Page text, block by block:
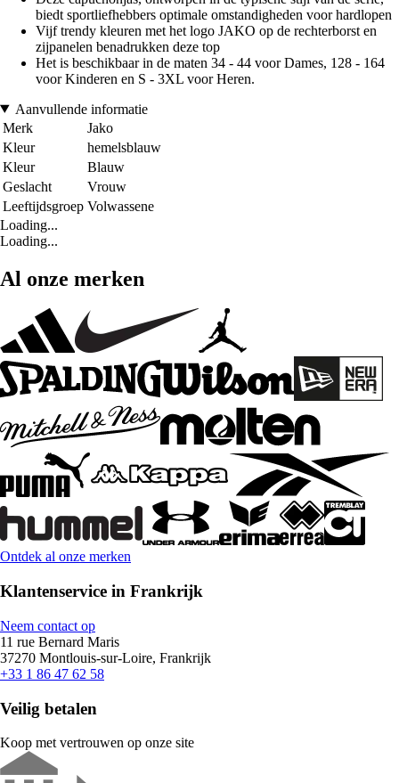
biedt sportliefhebbers optimale omstandigheden voor hardlopen
Vijf trendy kleuren met het logo JAKO op de rechterborst en
zijpanelen benadrukken deze top
Het is beschikbaar in de maten 34 - 44 voor Dames, 128 - 164
voor Kinderen en S - 3XL voor Heren.
Aanvullende informatie
Merk
Jako
Kleur
hemelsblauw
Kleur
Blauw
Geslacht
Vrouw
Leeftijdsgroep Volwassene
Loading...
Loading...
Al onze merken
Ontdek al onze merken
Klantenservice in Frankrijk
Neem contact op
11 rue Bernard Maris
37270 Montlouis-sur-Loire, Frankrijk
+33 1 86 47 62 58
Veilig betalen
Koop met vertrouwen op onze site